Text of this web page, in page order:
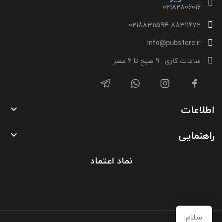
02182806016
02188311594-88311672
Info@pubstore.ir
ساعات کاری : 9 صبح تا 6 عصر
اطلاعات 
راهنمایی 
نماد اعتماد
سلام